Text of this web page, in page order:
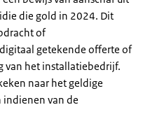
die gold in 2024. Dit
of
getekende offerte of
van het installatiebedrijf.
naar het geldige
indienen van de